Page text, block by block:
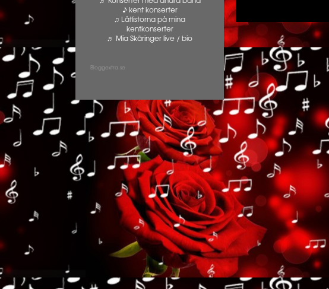
♪ kent konserter
♫ Låtlistorna på mina
kentkonserter
♬ Mia Skäringer live / bio
Bloggextra.se